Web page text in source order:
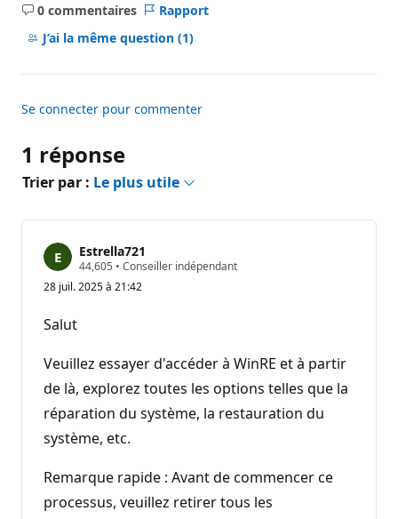
o
0 commentaires
Aucun
commentaire
Rapport
J’ai la même question (1)
Se connecter pour commenter
1 réponse
Trier par : Le plus utile
Estrella721
44,605 P
i
e
r
é
p
u
a
o
• Conseiller indépendant
28 juil. 2025 à 21:42
Salut
Veuillez essayer d'accéder à WinRE et à partir
de là, explorez toutes les options telles que la
réparation du système, la restauration du
système, etc.
Remarque rapide : Avant de commencer ce
processus, veuillez retirer tous les